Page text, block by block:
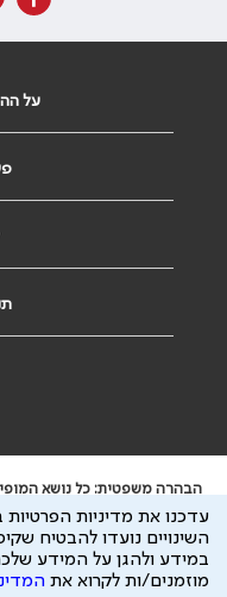
על
הבהרה משפטית: כל נושא
ייעוץ רפואי או משפטי. אין
ידוע לי שהר"י אוספת ושומרת
להיות מועבר לצדדים שלישיים,
עדכנו את מדיניות הפרטיות
השינויים נועדו להבטיח
במידע ולהגן על המידע
מוזמנים/ות לקרוא את